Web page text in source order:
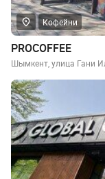
Кофейни
PROCOFFEE
Шымкент, улица Гани